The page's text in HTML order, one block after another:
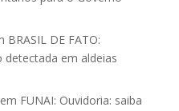
BRASIL DE FATO:
em aldeias
em FUNAI: Ouvidoria: saiba